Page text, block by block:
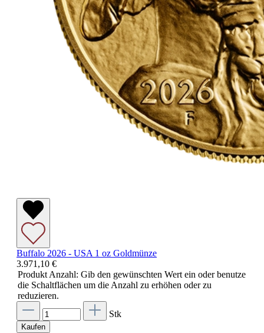
Buffalo 2026 - USA 1 oz Goldmünze
3.971,10 €
Produkt Anzahl: Gib den gewünschten Wert ein oder benutze
die Schaltflächen um die Anzahl zu erhöhen oder zu
reduzieren.
Stk
Kaufen